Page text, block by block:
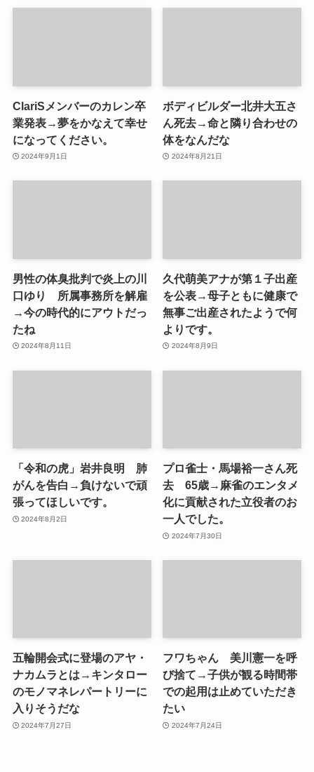
ClariSメンバーのカレン卒
業発表→夢をかなえて幸せ
になってください。
2024年9月1日
ボディビルダー北井大五さ
ん死去→命と隣り合わせの
体をなんだな
2024年8月21日
男性の体臭批判で炎上の川
口ゆり 所属事務所を解雇
→今の時代的にアウトだっ
たね
2024年8月11日
久代萌美アナが第１子出産
を公表→母子ともに健康で
無事ご出産されたようで何
よりです。
2024年8月9日
「令和の虎」岩井良明 肺
がんを告白→負けないで頑
張ってほしいです。
2024年8月2日
プロ雀士・馬場裕一さん死
去 65歳→麻雀のエンタメ
化に貢献された立役者のお
一人でした。
2024年7月30日
五輪開会式に登場のアヤ・
ナカムラとは→キンタロー
のモノマネレパートリーに
入りそうだな
2024年7月27日
フワちゃん 美川憲一を呼
び捨て→子供が観る時間帯
での起用は止めていただき
たい
2024年7月24日